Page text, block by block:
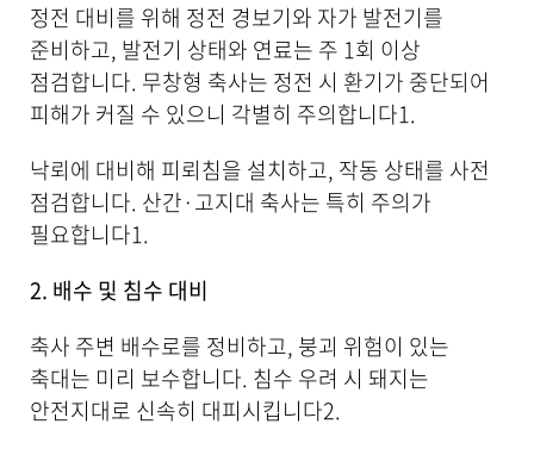
정전 대비를 위해 정전 경보기와 자가 발전기를
준비하고, 발전기 상태와 연료는 주 1회 이상
점검합니다. 무창형 축사는 정전 시 환기가 중단되어
피해가 커질 수 있으니 각별히 주의합니다1.
낙뢰에 대비해 피뢰침을 설치하고, 작동 상태를 사전
점검합니다. 산간·고지대 축사는 특히 주의가
필요합니다1.
2. 배수 및 침수 대비
축사 주변 배수로를 정비하고, 붕괴 위험이 있는
축대는 미리 보수합니다. 침수 우려 시 돼지는
안전지대로 신속히 대피시킵니다2.